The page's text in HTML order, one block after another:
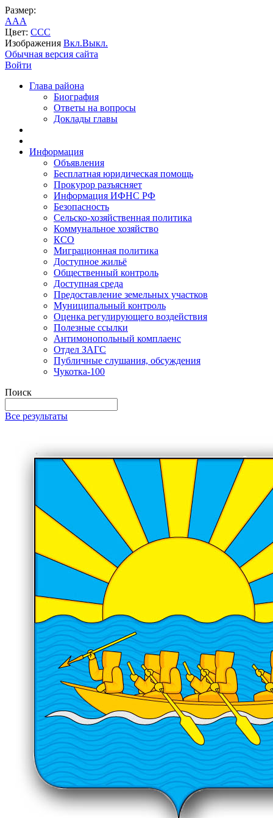
Размер:
AAA
Цвет: CCC
Изображения Вкл.Выкл.
Обычная версия сайта
Войти
Глава района
Биография
Ответы на вопросы
Доклады главы
Информация
Объявления
Бесплатная юридическая помощь
Прокурор разъясняет
Информация ИФНС РФ
Безопасность
Сельско-хозяйственная политика
Коммунальное хозяйство
КСО
Миграционная политика
Доступное жильё
Общественный контроль
Доступная среда
Предоставление земельных участков
Муниципальный контроль
Оценка регулирующего воздействия
Полезные ссылки
Антимонопольный комплаенс
Отдел ЗАГС
Публичные слушания, обсуждения
Чукотка-100
Поиск
Все результаты